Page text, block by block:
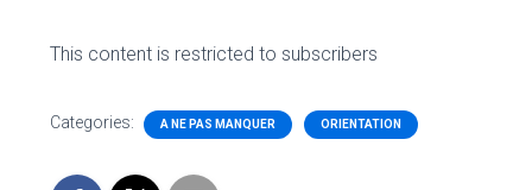
This content is restricted to subscribers
Categories: A NE PAS MANQUER ORIENTATION